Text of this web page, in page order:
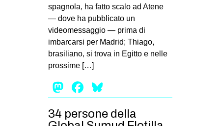
spagnola, ha fatto scalo ad Atene
— dove ha pubblicato un
videomessaggio — prima di
imbarcarsi per Madrid; Thiago,
brasiliano, si trova in Egitto e nelle
prossime […]
Mastodon
Facebook
34 persone della